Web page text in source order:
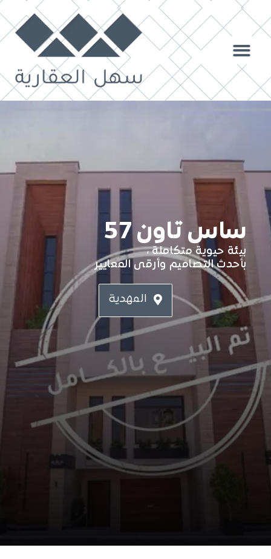
ساس تاون 57
بيئة حيوية متكاملة ،
بأحدث التصاميم وأرقى المعايير​
المهدية